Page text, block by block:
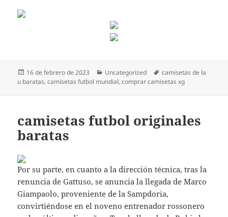
Publicado
el
16 de febrero de 2023 Categorías
Uncategorized Etiquetas
camisetas de la
u baratas,camisetas futbol mundial,comprar camisetas xg
camisetas futbol originales
baratas
Por su parte, en cuanto a la dirección técnica, tras la
renuncia de Gattuso, se anuncia la llegada de Marco
Giampaolo, proveniente de la Sampdoria,
convirtiéndose en el noveno entrenador rossonero